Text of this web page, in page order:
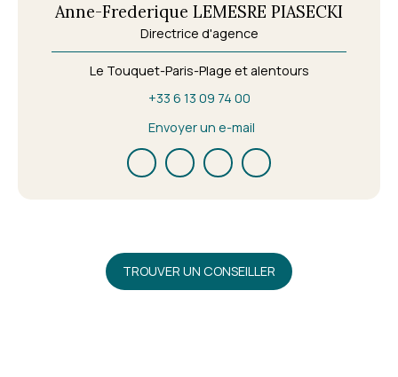
Anne-Frederique LEMESRE PIASECKI
Directrice d'agence
Le Touquet-Paris-Plage et alentours
+33 6 13 09 74 00
Envoyer un e-mail
TROUVER UN CONSEILLER